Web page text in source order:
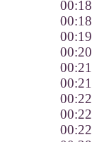
00:18
00:18
00:19
00:20
00:21
00:21
00:22
00:22
00:22